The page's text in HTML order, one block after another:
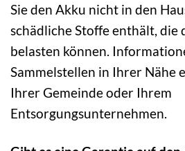
Sie den Akku nicht in den
schädliche Stoffe enthält, die
belasten können.
Sammelstellen in Ihrer Nähe
Ihrer Gemeinde oder Ihrem
Entsorgungsunternehmen.